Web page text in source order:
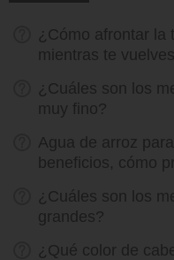
¿Cómo afrontar la
mientras te
¿Cuáles son los
muy fino?
Agua de arroz
beneficios, cómo
¿Cuáles son los
grandes?
¿Qué color de